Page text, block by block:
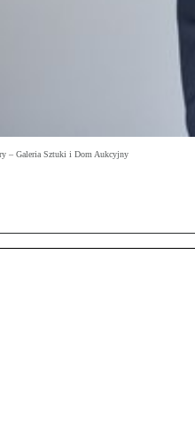
– Galeria Sztuki i Dom Aukcyjny